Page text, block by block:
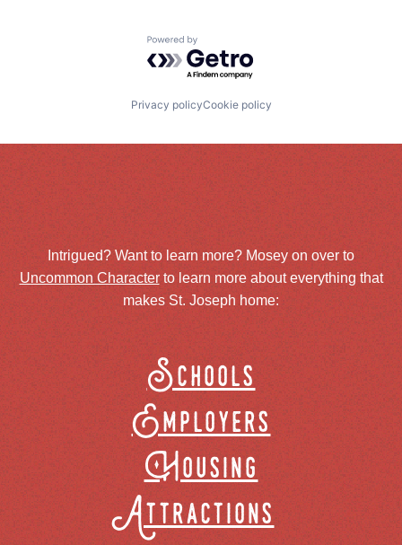
Powered by Getro.com
Privacy policyCookie policy
Intrigued? Want to learn more? Mosey on over to
Uncommon Characterto learn more about everything that
makes St. Joseph home:
Schools
Employers
Housing
Attractions